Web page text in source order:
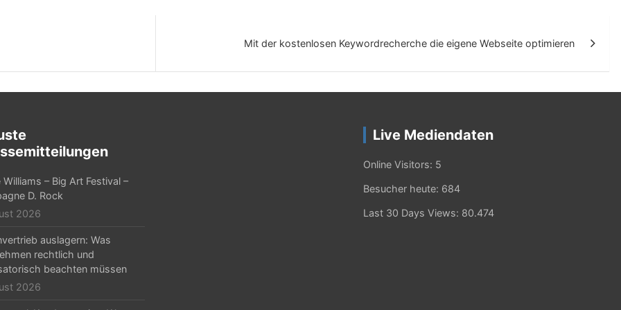
Mit der kostenlosen Keywordrecherche die eigene Webseite optimieren
Williams – Big Art Festival –
D. Rock
2026
auslagern: Was
rechtlich und
beachten müssen
2026
Live Mediendaten
Online Visitors: 5
Besucher heute: 684
Last 30 Days Views: 80.474